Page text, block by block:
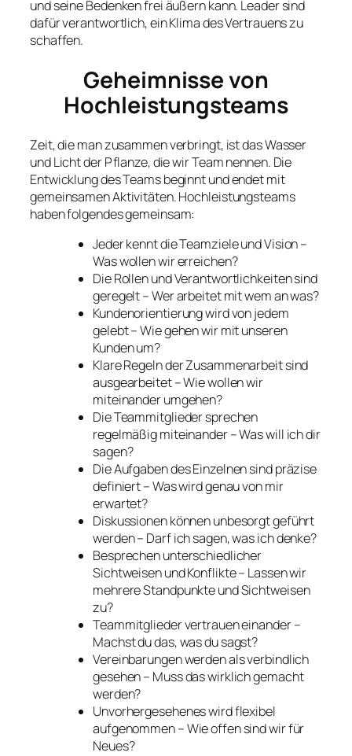
und seine Bedenken frei äußern kann. Leader sind
dafür verantwortlich, ein Klima des Vertrauens zu
schaffen.
Geheimnisse von
Hochleistungsteams
Zeit, die man zusammen verbringt, ist das Wasser
und Licht der Pflanze, die wir Team nennen. Die
Entwicklung des Teams beginnt und endet mit
gemeinsamen Aktivitäten. Hochleistungsteams
haben folgendes gemeinsam:
Jeder kennt die Teamziele und Vision –
Was wollen wir erreichen?
Die Rollen und Verantwortlichkeiten sind
geregelt – Wer arbeitet mit wem an was?
Kundenorientierung wird von jedem
gelebt – Wie gehen wir mit unseren
Kunden um?
Klare Regeln der Zusammenarbeit sind
ausgearbeitet – Wie wollen wir
miteinander umgehen?
Die Teammitglieder sprechen
regelmäßig miteinander – Was will ich dir
sagen?
Die Aufgaben des Einzelnen sind präzise
definiert – Was wird genau von mir
erwartet?
Diskussionen können unbesorgt geführt
werden – Darf ich sagen, was ich denke?
Besprechen unterschiedlicher
Sichtweisen und Konflikte – Lassen wir
mehrere Standpunkte und Sichtweisen
zu?
Teammitglieder vertrauen einander –
Machst du das, was du sagst?
Vereinbarungen werden als verbindlich
gesehen – Muss das wirklich gemacht
werden?
Unvorhergesehenes wird flexibel
aufgenommen – Wie offen sind wir für
Neues?